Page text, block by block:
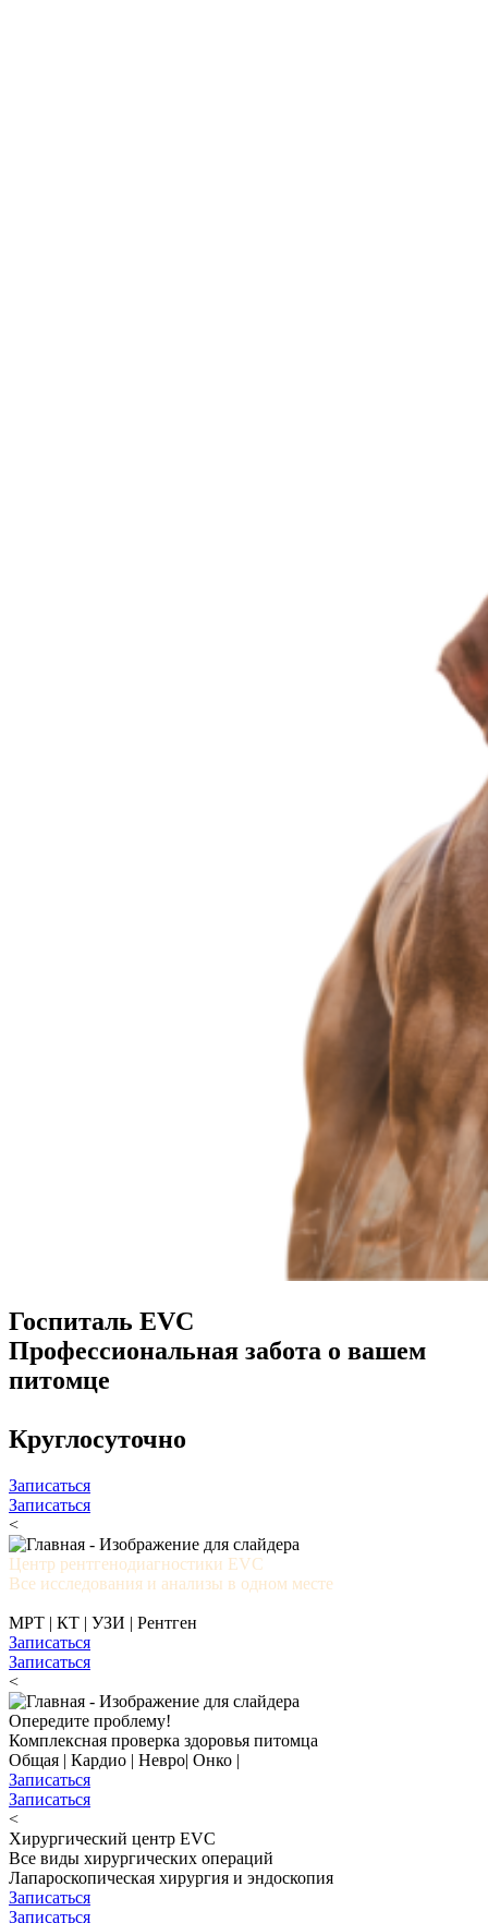
Госпиталь EVC
Профессиональная забота о вашем
питомце
Круглосуточно
Записаться
Записаться
<
Центр рентгенодиагностики EVC
Все исследования и анализы в одном месте
МРТ | КТ | УЗИ | Рентген
Записаться
Записаться
<
Опередите проблему!
Комплексная проверка здоровья питомца
Общая | Кардио | Невро| Онко |
Записаться
Записаться
<
Хирургический центр EVC
Все виды хирургических операций
Лапароскопическая хирургия и эндоскопия
Записаться
Записаться